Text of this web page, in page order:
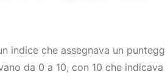
indice che assegnava un
da 0 a 10, con 10 che